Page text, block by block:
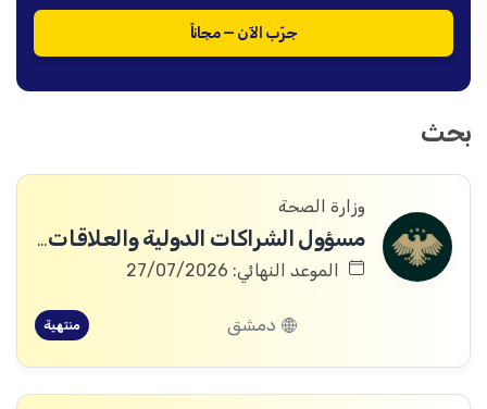
جرّب الآن — مجاناً
بحث
وزارة الصحة
مسؤول الشراكات الدولية والعلاقات المؤسسية
الموعد النهائي: 27/07/2026
دمشق منتهية